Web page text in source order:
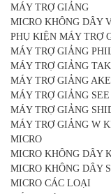
MÁY TRỢ GIẢNG
MICRO KHÔNG DÂY
PHỤ KIỆN MÁY TRỢ
MÁY TRỢ GIẢNG
MÁY TRỢ GIẢNG
MÁY TRỢ GIẢNG
MÁY TRỢ GIẢNG
MÁY TRỢ GIẢNG
MÁY TRỢ GIẢNG W
MICRO
MICRO KHÔNG DÂY
MICRO KHÔNG DÂY
MICRO CÁC LOẠI